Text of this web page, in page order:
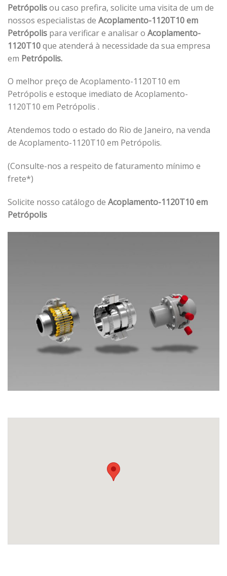
Petrópolisou caso prefira, solicite uma visita de um de
nossos especialistas de Acoplamento-1120T10 em
Petrópolis para verificar e analisar o Acoplamento-
1120T10que atenderá à necessidade da sua empresa
em Petrópolis.
O melhor preço de Acoplamento-1120T10 em
Petrópolis e estoque imediato de Acoplamento-
1120T10 em Petrópolis .
Atendemos todo o estado do Rio de Janeiro, na venda
de Acoplamento-1120T10 em Petrópolis.
(Consulte-nos a respeito de faturamento mínimo e
frete*)
Solicite nosso catálogo de Acoplamento-1120T10 em
Petrópolis